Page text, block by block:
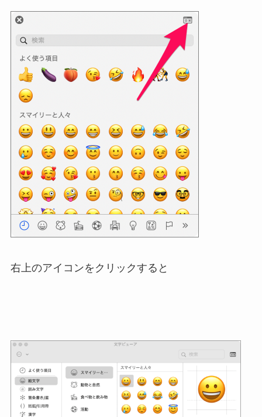
右上のアイコンをクリックすると